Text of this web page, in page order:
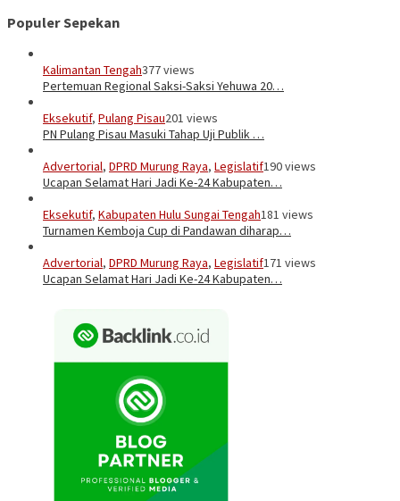
Populer Sepekan
Kalimantan Tengah377 views
Pertemuan Regional Saksi-Saksi Yehuwa 20…
Eksekutif, Pulang Pisau201 views
PN Pulang Pisau Masuki Tahap Uji Publik …
Advertorial, DPRD Murung Raya, Legislatif190 views
Ucapan Selamat Hari Jadi Ke-24 Kabupaten…
Eksekutif, Kabupaten Hulu Sungai Tengah181 views
Turnamen Kemboja Cup di Pandawan diharap…
Advertorial, DPRD Murung Raya, Legislatif171 views
Ucapan Selamat Hari Jadi Ke-24 Kabupaten…